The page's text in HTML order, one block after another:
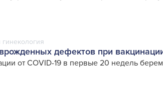
дефектов при
от COVID-19 в первые 20 недель